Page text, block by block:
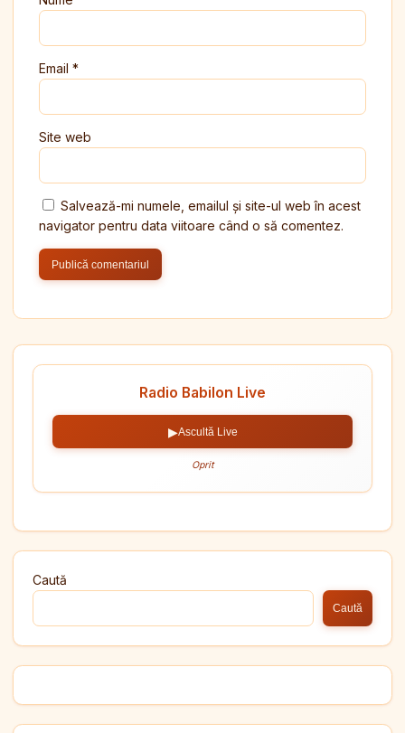
Email *
Site web
Salvează-mi numele, emailul și site-ul web în acest
navigator pentru data viitoare când o să comentez.
Radio Babilon Live
▶Ascultă Live
Oprit
Caută
Caută